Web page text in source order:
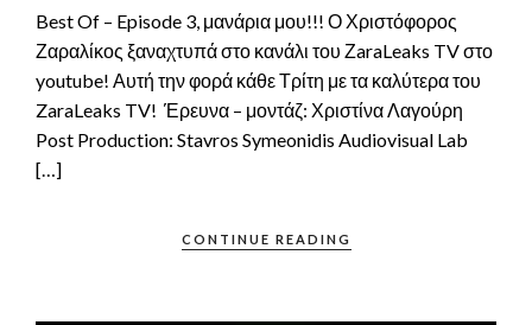
Best Of – Episode 3, μανάρια μου!!! Ο Χριστόφορος
Ζαραλίκος ξαναχτυπά στο κανάλι του ΖaraLeaks TV στο
youtube! Αυτή την φορά κάθε Τρίτη με τα καλύτερα του
ZaraLeaks TV! Έρευνα – μοντάζ: Χριστίνα Λαγούρη
Post Production: Stavros Symeonidis Audiovisual Lab
[…]
CONTINUE READING